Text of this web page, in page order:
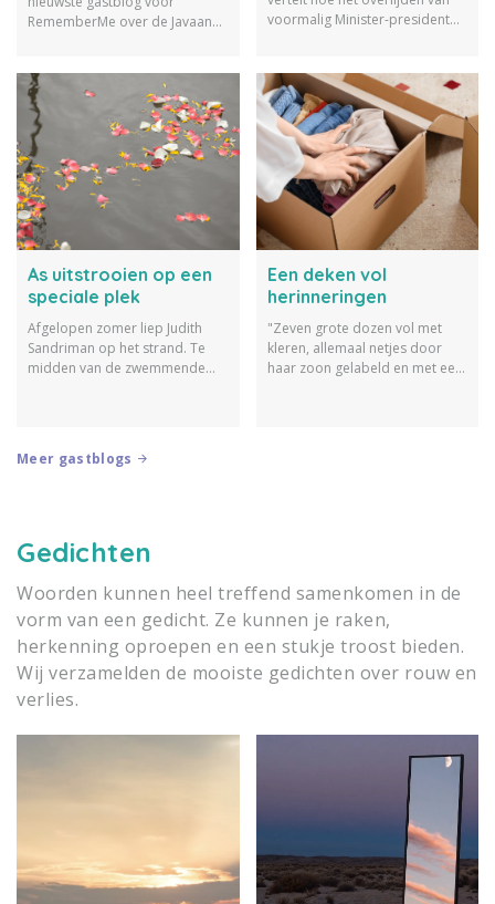
RememberMe over de Javaanse
voormalig Minister-president
collega die ook koos voor
euthanasie.
As uitstrooien op een
speciale plek
Afgelopen zomer liep Judith
Sandriman op het strand. Te
midden van de zwemmende
uitstrooien van de as op een
Een deken vol
herinneringen
"Zeven grote dozen vol met
kleren, allemaal netjes door
haar zoon gelabeld en met een
Meer gastblogs
Gedichten
Woorden kunnen heel treffend samenkomen in de
vorm van een gedicht. Ze kunnen je raken,
herkenning oproepen en een stukje troost bieden.
Wij verzamelden de mooiste gedichten over rouw en
verlies.